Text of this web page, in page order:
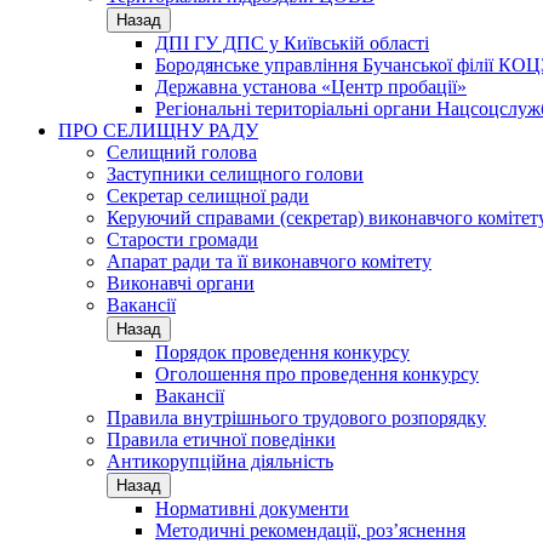
Назад
ДПІ ГУ ДПС у Київській області
Бородянське управління Бучанської філії
Державна установа «Центр пробації»
Регіональні територіальні органи
ПРО СЕЛИЩНУ РАДУ
Селищний голова
Заступники селищного голови
Секретар селищної ради
Керуючий справами (секретар) виконавчого
Старости громади
Апарат ради та її виконавчого комітету
Виконавчі органи
Вакансії
Назад
Порядок проведення конкурсу
Оголошення про проведення конкурсу
Вакансії
Правила внутрішнього трудового розпорядку
Правила етичної поведінки
Антикорупційна діяльність
Назад
Нормативні документи
Методичні рекомендації, роз’яснення